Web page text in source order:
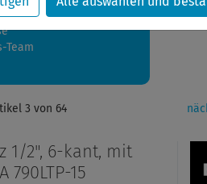
24.08.2026 verschickt.
Team
3 von 64
1/2", 6-kant, mit
790LTP-15